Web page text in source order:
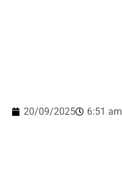
20/09/2025 6:51 am